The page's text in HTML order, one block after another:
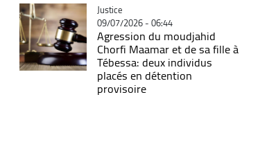
Catégorie
Justice
09/07/2026 - 06:44
Agression du moudjahid
Chorfi Maamar et de sa fille à
Tébessa: deux individus
placés en détention
provisoire